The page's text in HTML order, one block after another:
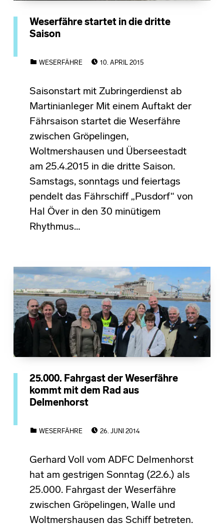
Weserfähre startet in die dritte
Saison
WESERFÄHRE
10. APRIL 2015
Saisonstart mit Zubringerdienst ab
Martinianleger Mit einem Auftakt der
Fährsaison startet die Weserfähre
zwischen Gröpelingen,
Woltmershausen und Überseestadt
am 25.4.2015 in die dritte Saison.
Samstags, sonntags und feiertags
pendelt das Fährschiff „Pusdorf“ von
Hal Över in den 30 minütigem
Rhythmus…
25.000. Fahrgast der Weserfähre
kommt mit dem Rad aus
Delmenhorst
WESERFÄHRE
26. JUNI 2014
Gerhard Voll vom ADFC Delmenhorst
hat am gestrigen Sonntag (22.6.) als
25.000. Fahrgast der Weserfähre
zwischen Gröpelingen, Walle und
Woltmershausen das Schiff betreten.